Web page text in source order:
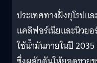
ประเทศทางฝั่งยุโรปแ
แคลิฟอร์เนียและนิวย
ใช้น้ำมันภายในปี